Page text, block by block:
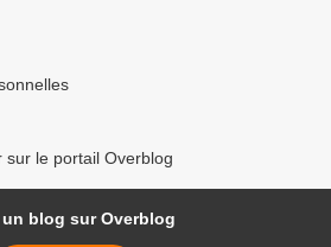
sur le portail Overblog
un blog sur Overblog